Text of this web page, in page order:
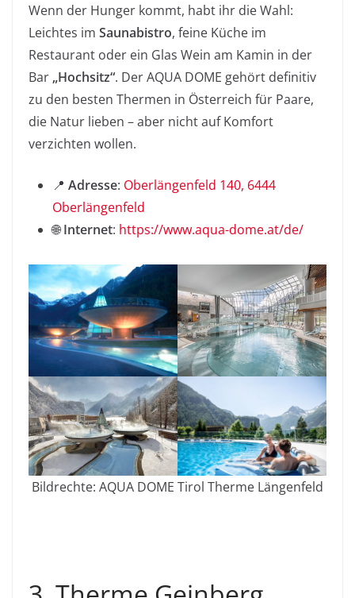
Wenn der Hunger kommt, habt ihr die Wahl:
Leichtes im Saunabistro, feine Küche im
Restaurant oder ein Glas Wein am Kamin in der
Bar „Hochsitz“. Der AQUA DOME gehört definitiv
zu den besten Thermen in Österreich für Paare,
die Natur lieben – aber nicht auf Komfort
verzichten wollen.
📍 Adresse: Oberlängenfeld 140, 6444
Oberlängenfeld
🌐Internet: https://www.aqua-dome.at/de/
Bildrechte: AQUA DOME Tirol Therme Längenfeld